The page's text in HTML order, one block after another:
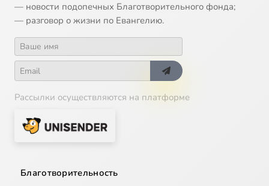
— новости подопечных Благотворительного фонда;
— разговор о жизни по Евангелию.
Рассылки осуществляются на платформе
Благотворительность